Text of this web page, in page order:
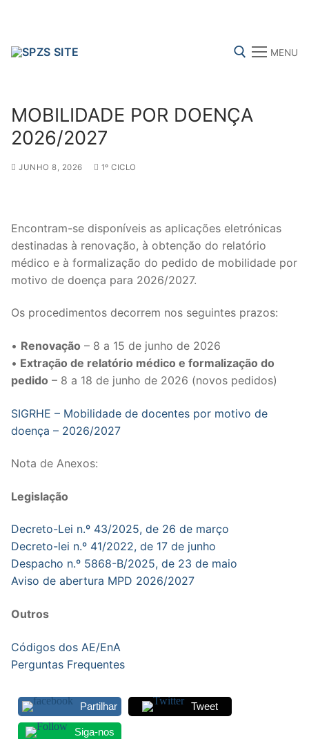
Search for:
MENU
FENPROF CGTP-IN FRENTE COMUM
for:
sindicalização
Sectores
PRÉ-ESCOLAR
1º CICLO
PARTICULAR / IPSS / MISERICÓRDIAS
ENSINO SUPERIOR
Formação
Revista Intervir
MOBILIDADE POR DOENÇA
2026/2027
JUNHO 8, 2026 1º CICLO
Encontram-se disponíveis as aplicações eletrónicas
destinadas à renovação, à obtenção do relatório
médico e à formalização do pedido de mobilidade por
motivo de doença para 2026/2027.
Os procedimentos decorrem nos seguintes prazos:
• Renovação – 8 a 15 de junho de 2026
• Extração de relatório médico e formalização do
pedido – 8 a 18 de junho de 2026 (novos pedidos)
SIGRHE – Mobilidade de docentes por motivo de
doença – 2026/2027
Nota de Anexos:
Legislação
Decreto-Lei n.º 43/2025, de 26 de março
Decreto-lei n.º 41/2022, de 17 de junho
Despacho n.º 5868-B/2025, de 23 de maio
Aviso de abertura MPD 2026/2027
Outros
Códigos dos AE/EnA
Perguntas Frequentes
Partilhar Tweet
Siga-nos